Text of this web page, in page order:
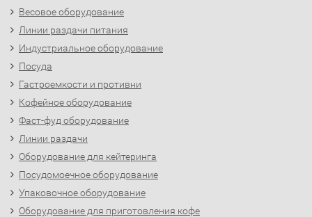
Весовое оборудование
Линии раздачи питания
Индустриальное оборудование
Посуда
Гастроемкости и противни
Кофейное оборудование
Фаст-фуд оборудование
Линии раздачи
Оборудование для кейтеринга
Посудомоечное оборудование
Упаковочное оборудование
Оборудование для приготовления кофе